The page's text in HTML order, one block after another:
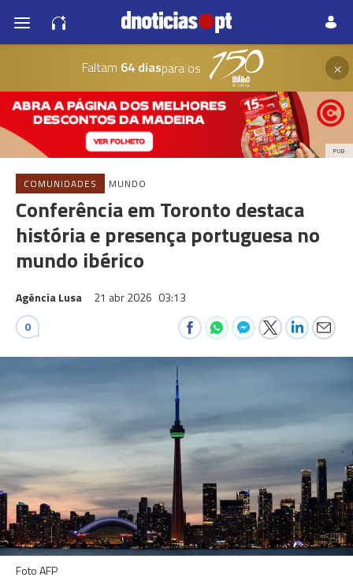
Faltam 64 diaspara os ×
PUB
COMUNIDADES MUNDO
Conferência em Toronto destaca
história e presença portuguesa no
mundo ibérico
Agência Lusa 21 abr 2026 03:13
0
Foto AFP